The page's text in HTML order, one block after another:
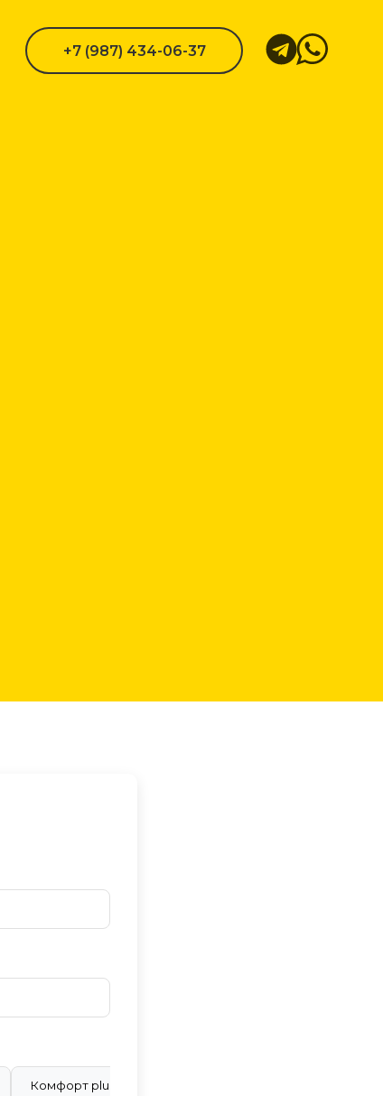
+7 (987) 434-06-37
Комфорт plus (28 ₽/км)